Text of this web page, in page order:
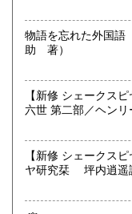
ます。
最寄駅：-
営業時間：13:00～
定休日：水土日祝/年
書籍の買取について
ご相談ください。
取り扱い分野
物語を忘れた外国語 黒
助 著）
【新修 シェークス
六世 第二部／ヘン
遥譯 ＋別冊「シェ
本：
【新修 シェークス
ヤ研究栞 坪内逍遥譯 〔